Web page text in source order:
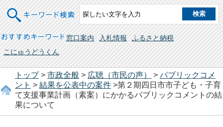
キーワード検索
おすすめキーワード 窓口案内 入札情報
ふるさと納税
こにゅうどうくん
トップ> 市政全般 > 広聴（市民の声） > パブリックコメ
ント > 結果を公表中の案件 >第２期四日市市子ども・子育
て支援事業計画（素案）にかかるパブリックコメントの結
果について